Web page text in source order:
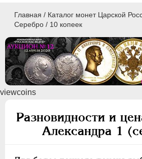
Главная / Каталог монет Царской
Серебро / 10 копеек
viewcoins
Разновидности и
Александра 1
ПEТР I 1699 - 1725
ЕКАТЕРИНА I
АННА ИОАННОВНА 1730-1740
ИОАНН АНТОНОВИЧ 1740-